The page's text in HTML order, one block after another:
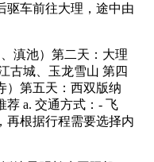
驱车前往大理，途中由
滇池）第二天：大理
古城、玉龙雪山 第四
）第五天：西双版纳
荐 a. 交通方式：- 飞
再根据行程需要选择内